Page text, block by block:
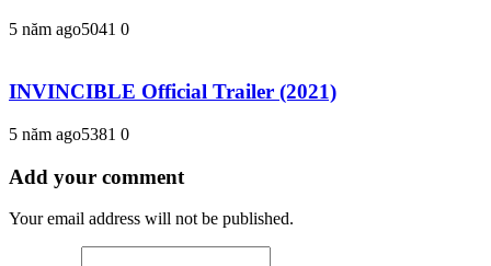
5 năm ago5041 0
INVINCIBLE Official Trailer (2021)
5 năm ago5381 0
Add your comment
Your email address will not be published.